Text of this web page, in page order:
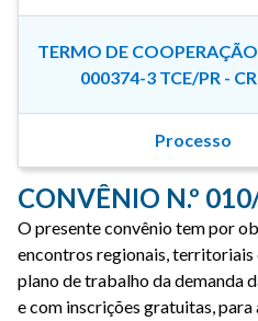
TERMO DE
000374-3 TCE/PR -
Processo
CONVÊNIO N.º
O presente convênio tem por
encontros regionais,
plano de trabalho da demanda
e com inscrições gratuitas,